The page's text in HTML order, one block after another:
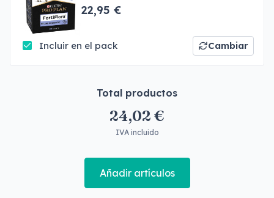
22,95 €
Incluir en el pack Cambiar
Total productos
24,02 €
IVA incluido
Añadir artículos